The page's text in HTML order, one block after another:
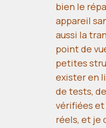
bien le
appareil
aussi la
point de
petites
exister en
de tests,
vérifiées et
réels, et je